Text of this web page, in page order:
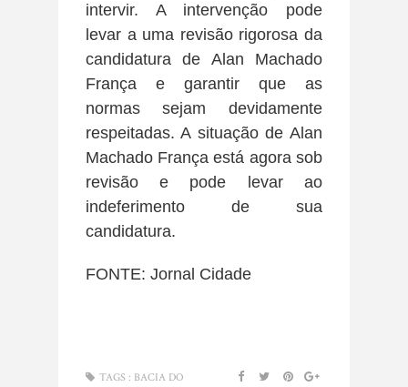
intervir. A intervenção pode
levar a uma revisão rigorosa da
candidatura de Alan Machado
França e garantir que as
normas sejam devidamente
respeitadas. A situação de Alan
Machado França está agora sob
revisão e pode levar ao
indeferimento de sua
candidatura.
FONTE: Jornal Cidade
TAGS : BACIA DO